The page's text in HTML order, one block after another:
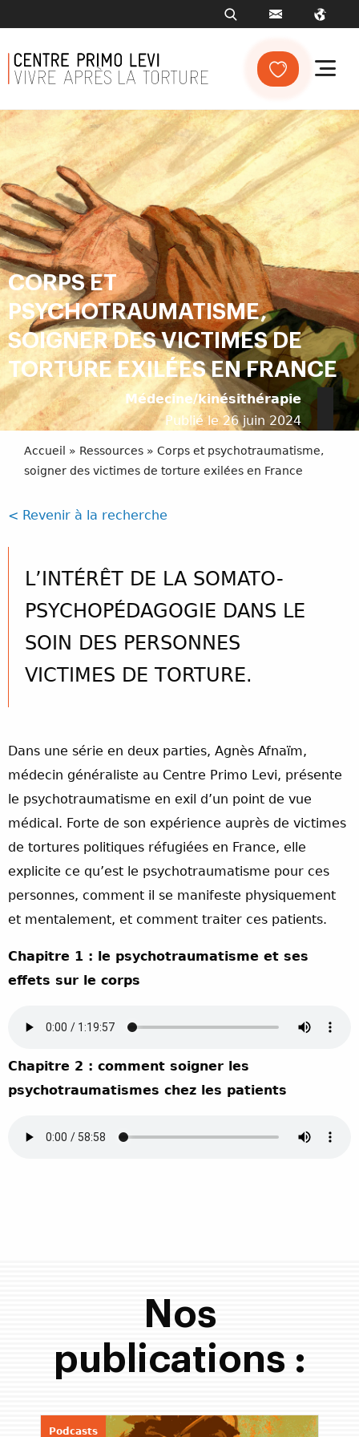
CORPS ET
PSYCHOTRAUMATISME,
SOIGNER DES VICTIMES DE
TORTURE EXILÉES EN FRANCE
Médecine/kinésithérapie
Publié le 26 juin 2024
Accueil » Ressources » Corps et psychotraumatisme,
soigner des victimes de torture exilées en France
< Revenir à la recherche
L’INTÉRÊT DE LA SOMATO-
PSYCHOPÉDAGOGIE DANS LE
SOIN DES PERSONNES
VICTIMES DE TORTURE.
Dans une série en deux parties, Agnès Afnaïm,
médecin généraliste au Centre Primo Levi, présente
le psychotraumatisme en exil d’un point de vue
médical. Forte de son expérience auprès de victimes
de tortures politiques réfugiées en France, elle
explicite ce qu’est le psychotraumatisme pour ces
personnes, comment il se manifeste physiquement
et mentalement, et comment traiter ces patients.
Chapitre 1 : le psychotraumatisme et ses
effets sur le corps
Chapitre 2 : comment soigner les
psychotraumatismes chez les patients
Nos
publications :
Podcasts